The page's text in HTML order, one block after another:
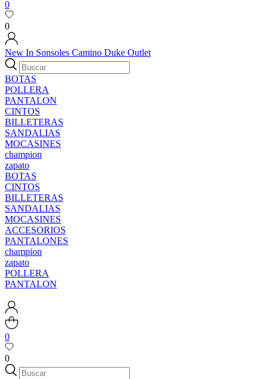
0
0
New In Sonsoles Camino Duke Outlet
BOTAS
POLLERA
PANTALON
CINTOS
BILLETERAS
SANDALIAS
MOCASINES
champion
zapato
BOTAS
CINTOS
BILLETERAS
SANDALIAS
MOCASINES
ACCESORIOS
PANTALONES
champion
zapato
POLLERA
PANTALON
0
0